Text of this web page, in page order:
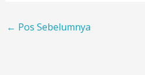
← Pos Sebelumnya